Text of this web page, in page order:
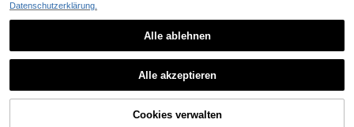
1/8 Block duftende Wachsschmelze
n, langanhaltender Duft Wachswürf
4,88€
Datenschutzerklärung.
Alle ablehnen
Alle akzeptieren
Cookies verwalten